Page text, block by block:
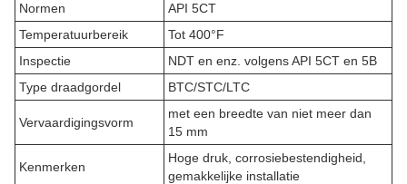
Normen
API 5CT
Temperatuurbereik
Tot 400°F
Inspectie
NDT en enz. volgens API 5CT en 5B
Type draadgordel
BTC/STC/LTC
Vervaardigingsvorm
met een breedte van niet meer dan
15 mm
Kenmerken
Hoge druk, corrosiebestendigheid,
gemakkelijke installatie